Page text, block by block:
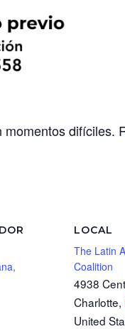
difíciles.
LOCAL
The Latin
Coalition
4938
Charlotte,
United